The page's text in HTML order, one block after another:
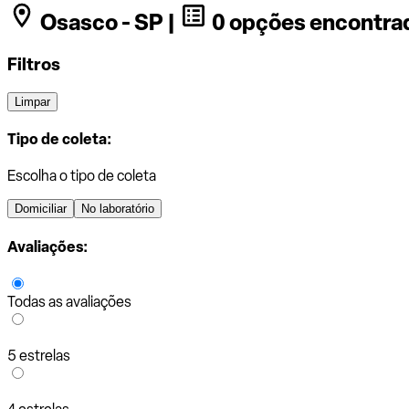
Osasco - SP | 0 opções
Filtros
Limpar
Tipo de coleta:
Escolha o tipo de coleta
Domiciliar No laboratório
Avaliações:
Todas as avaliações
5 estrelas